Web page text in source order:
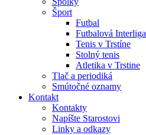
Šport
Futbal
Futbalová Interliga
Tenis v Trstíne
Stolný tenis
Atletika v Trstine
Tlač a periodiká
Smútočné oznamy
Kontakt
Kontakty
Napíšte Starostovi
Linky a odkazy